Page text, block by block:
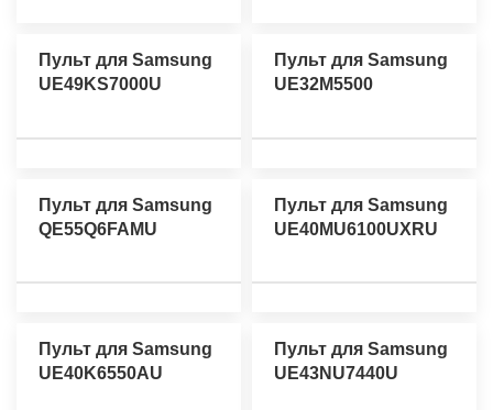
Пульт для Samsung
UE49KS7000U
Пульт для Samsung
UE32M5500
Пульт для Samsung
QE55Q6FAMU
Пульт для Samsung
UE40MU6100UXRU
Пульт для Samsung
UE40K6550AU
Пульт для Samsung
UE43NU7440U